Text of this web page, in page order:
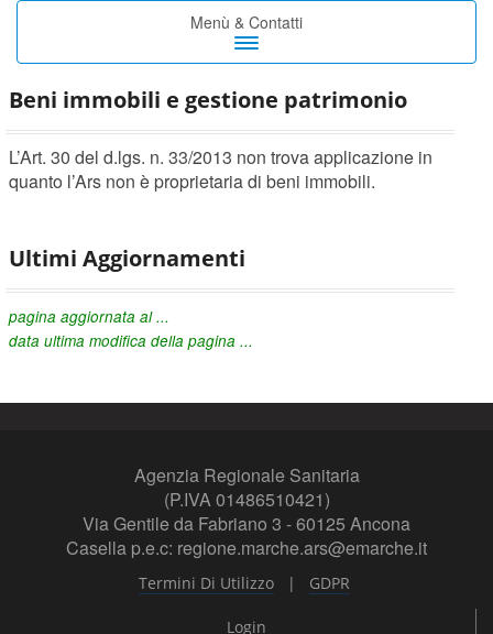
Toggle
navigation
Menù & Contatti
Beni immobili e gestione patrimonio
L’Art. 30 del d.lgs. n. 33/2013 non trova applicazione in
quanto l’Ars non è proprietaria di beni immobili.
Ultimi Aggiornamenti
pagina aggiornata al ...
data ultima modifica della pagina ...
Agenzia Regionale Sanitaria
(P.IVA 01486510421)
Via Gentile da Fabriano 3 - 60125 Ancona
Casella p.e.c: regione.marche.ars@emarche.it
Termini Di Utilizzo | GDPR
Login